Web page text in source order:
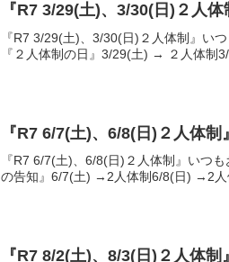
『R7 3/29(土)、3/30(日)２人体
『R7 3/29(土)、3/30(日)２人体制』い
『２人体制の日』3/29(土) → ２人体制
『R7 6/7(土)、6/8(日)２人体制』
『R7 6/7(土)、6/8(日)２人体制』いつ
の告知』6/7(土) →2人体制6/8(日) →2人
『R7 8/2(土)、8/3(日)２人体制』